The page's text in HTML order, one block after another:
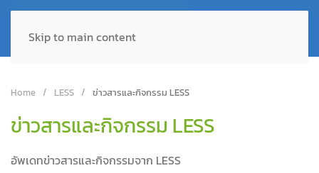
Skip to main content
Home LESS ข่าวสารและกิจกรรม LESS
ข่าวสารและกิจกรรม LESS
อัพเดทข่าวสารและกิจกรรมจาก LESS